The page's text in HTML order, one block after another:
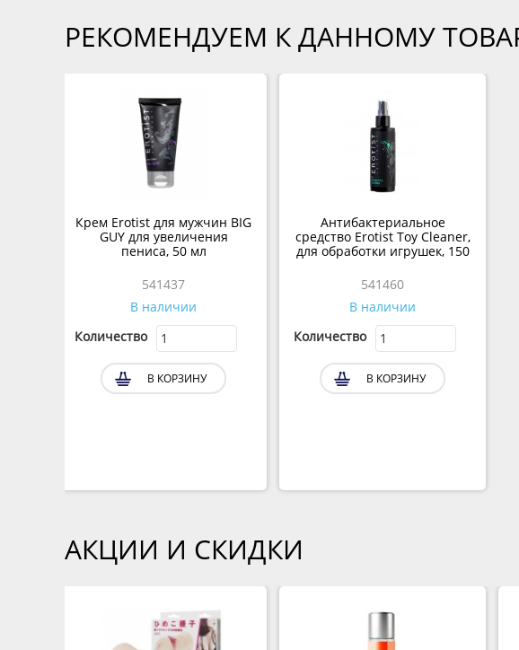
РЕКОМЕНДУЕМ К ДАННОМУ
Крем Erotist для мужчин BIG
GUY для увеличения
пениса, 50 мл
541437
В наличии
Количество
В КОРЗИНУ
Антибактериальное
средство Erotist Toy Cleaner,
для обработки игрушек, 150
541460
В наличии
Количество
В КОРЗИНУ
АКЦИИ И СКИДКИ